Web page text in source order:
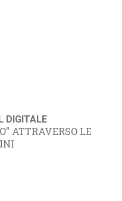
DIGITALE
ATTRAVERSO LE